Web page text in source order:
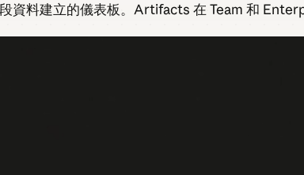
資料建立的儀表板。Artifacts 在 Team 和